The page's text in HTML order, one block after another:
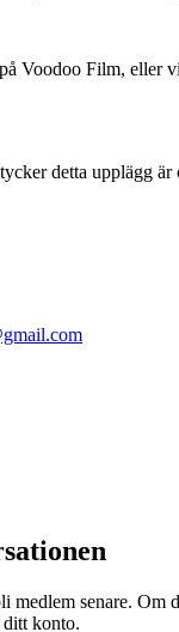
Voodoo Film, eller
detta upplägg är
medlem senare. Om
ditt konto.